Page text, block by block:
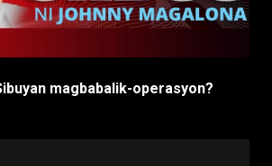
magbabalik-operasyon?